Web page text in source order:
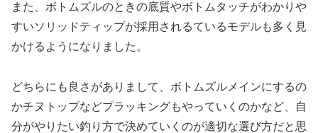
また、ボトムズルのときの底質やボトムタッチがわかりや
すいソリッドティップが採用されるているモデルも多く見
かけるようになりました。
どちらにも良さがありまして、ボトムズルメインにするの
かチヌトップなどプラッキングもやっていくのかなど、自
分がやりたい釣り方で決めていくのが適切な選び方だと思